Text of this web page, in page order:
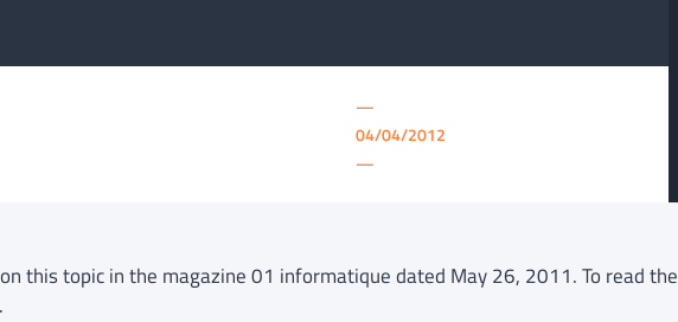
—
04/04/2012
—
this topic in the magazine 01 informatique dated May 26, 2011. To read the